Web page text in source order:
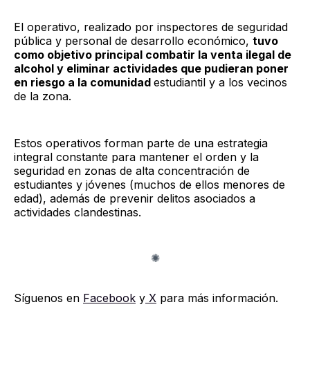
El operativo, realizado por inspectores de seguridad
pública y personal de desarrollo económico, tuvo
como objetivo principal combatir la venta ilegal de
alcohol y eliminar actividades que pudieran poner
en riesgo a la comunidad estudiantil y a los vecinos
de la zona.
Estos operativos forman parte de una estrategia
integral constante para mantener el orden y la
seguridad en zonas de alta concentración de
estudiantes y jóvenes (muchos de ellos menores de
edad), además de prevenir delitos asociados a
actividades clandestinas.
Síguenos en Facebook y X para más información.